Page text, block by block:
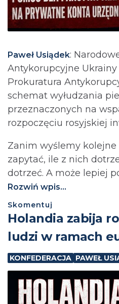
Paweł Usiądek:
Antykorupcyjne Ukrainy
Prokuratura
schemat wyłudzania
przeznaczonych na
rozpoczęciu rosyjskiej
Zanim wyślemy
zapytać, ile z nich
dotrzeć. A może lepiej
Rozwiń wpis...
Skomentuj
Holandia zabija
ludzi w ramach
KONFEDERACJA PAWEŁ